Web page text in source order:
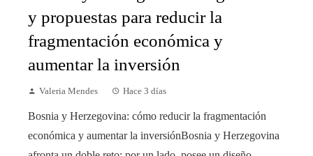
y propuestas para reducir la
fragmentación económica y
aumentar la inversión
Valeria Mendes Hace 3 días
Bosnia y Herzegovina: cómo reducir la fragmentación
económica y aumentar la inversiónBosnia y Herzegovina